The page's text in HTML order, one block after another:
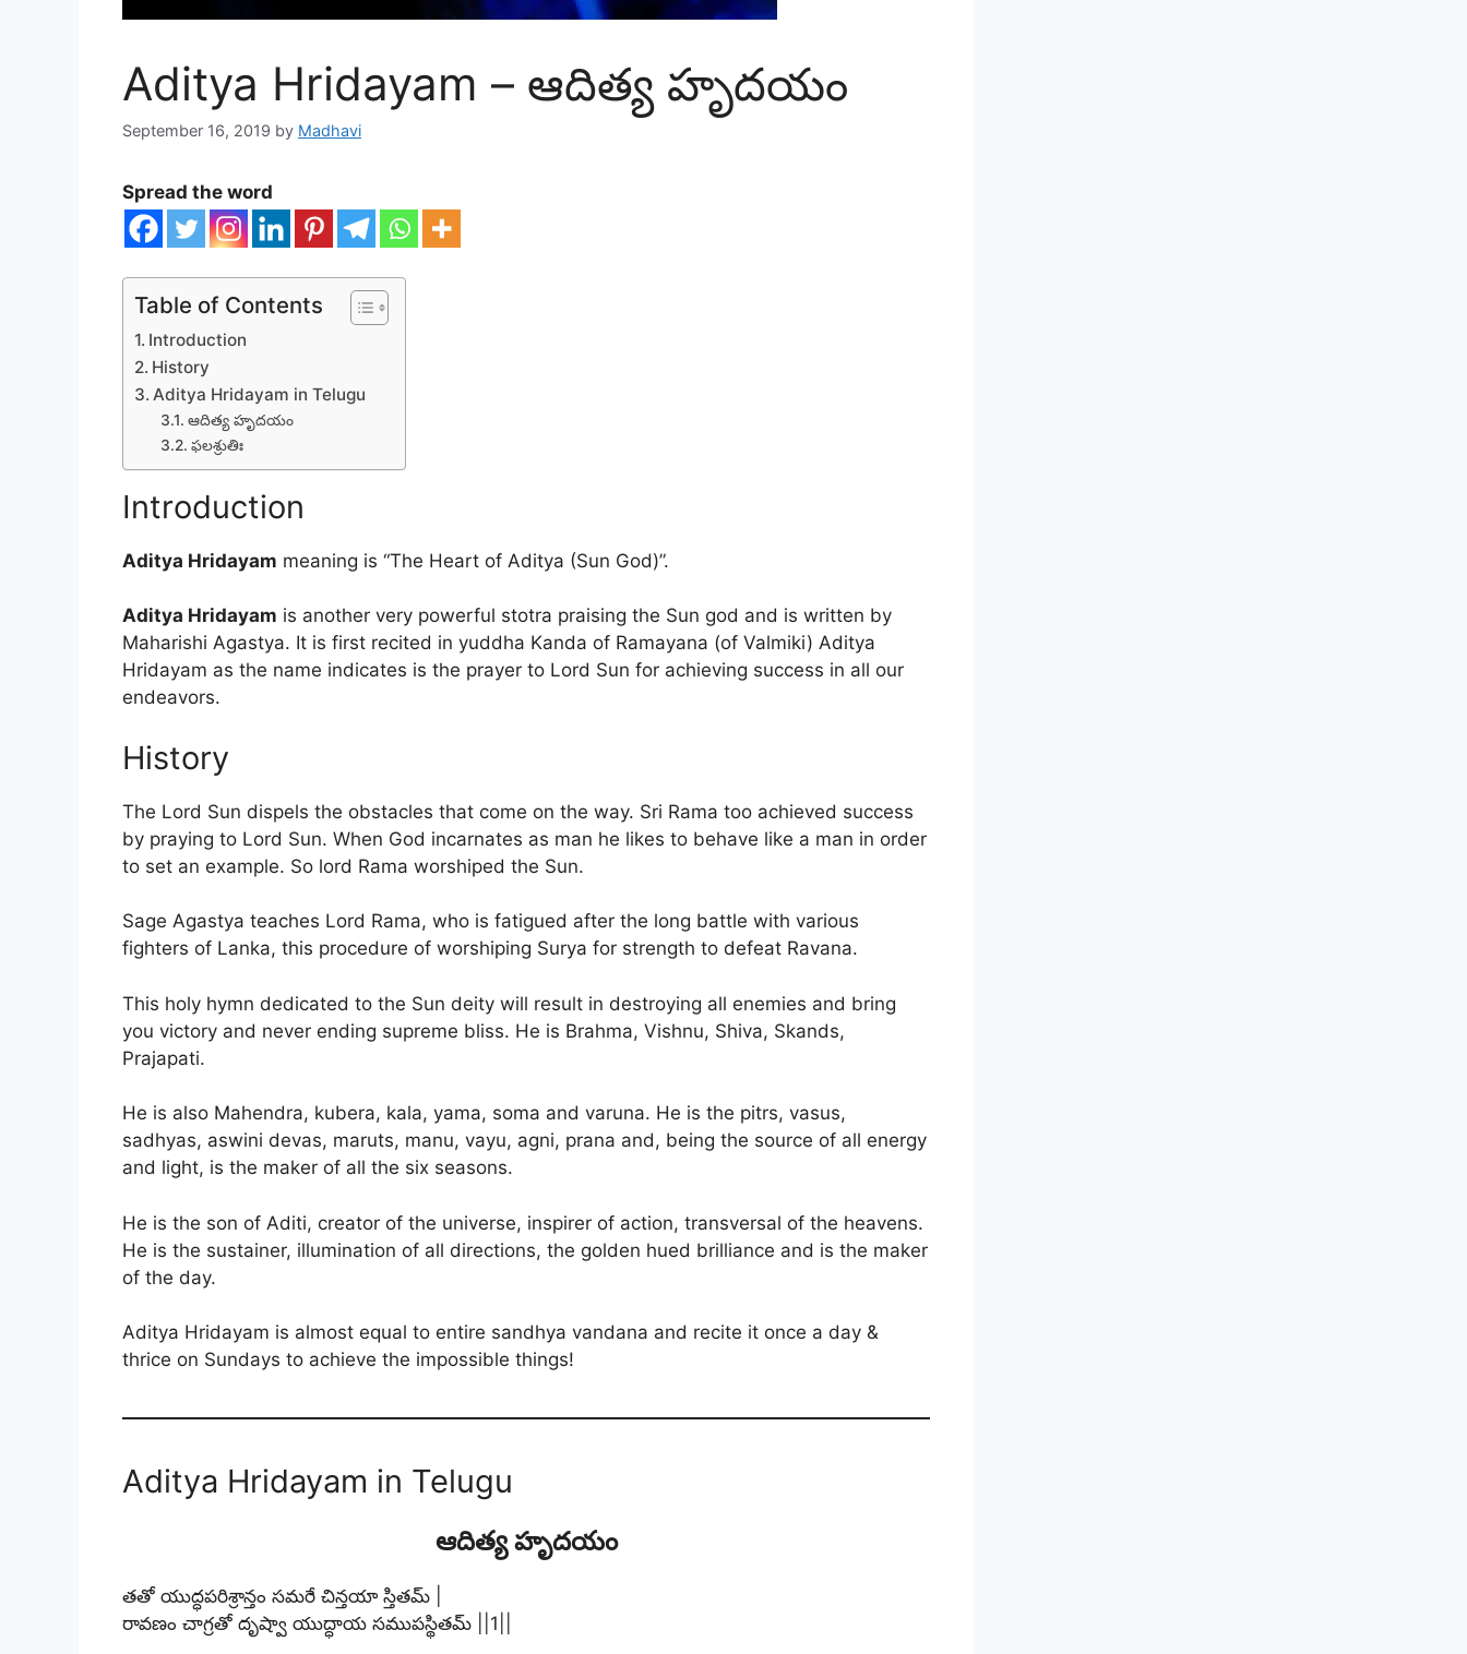
Aditya Hridayam – ఆదిత్య హృదయం
September 16, 2019 by Madhavi
Spread the word
Table of Contents
Introduction
History
Aditya Hridayam in Telugu
ఆదిత్య హృదయం
ఫలశ్రుతిః
Introduction
Aditya Hridayam meaning is “The Heart of Aditya (Sun God)”.
Aditya Hridayam is another very powerful stotra praising the Sun god and is written by
Maharishi Agastya. It is first recited in yuddha Kanda of Ramayana (of Valmiki) Aditya
Hridayam as the name indicates is the prayer to Lord Sun for achieving success in all our
endeavors.
History
The Lord Sun dispels the obstacles that come on the way. Sri Rama too achieved success
by praying to Lord Sun. When God incarnates as man he likes to behave like a man in order
to set an example. So lord Rama worshiped the Sun.
Sage Agastya teaches Lord Rama, who is fatigued after the long battle with various
fighters of Lanka, this procedure of worshiping Surya for strength to defeat Ravana.
This holy hymn dedicated to the Sun deity will result in destroying all enemies and bring
you victory and never ending supreme bliss. He is Brahma, Vishnu, Shiva, Skands,
Prajapati.
He is also Mahendra, kubera, kala, yama, soma and varuna. He is the pitrs, vasus,
sadhyas, aswini devas, maruts, manu, vayu, agni, prana and, being the source of all energy
and light, is the maker of all the six seasons.
He is the son of Aditi, creator of the universe, inspirer of action, transversal of the heavens.
He is the sustainer, illumination of all directions, the golden hued brilliance and is the maker
of the day.
Aditya Hridayam is almost equal to entire sandhya vandana and recite it once a day &
thrice on Sundays to achieve the impossible things!
Aditya Hridayam in Telugu
ఆదిత్య హృదయం
తతో యుద్ధపరిశ్రాన్తం సమరే చిన్తయా స్తితమ్ |
రావణం చాగ్రతో దృష్వా యుద్ధాయ సముపస్థితమ్ ||1||